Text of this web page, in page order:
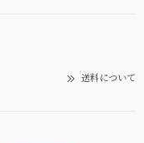
送料について